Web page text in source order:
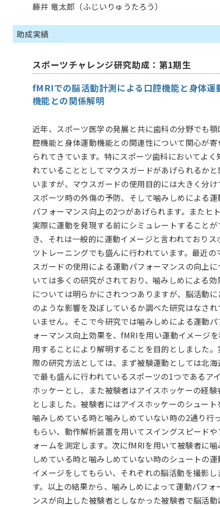
藤井 竜太郎（ふじいりゅうたろう）
助成実績
スポーツチャレンジ研究助成：第1期生
fMRIでの脳活動計測による口腔機能と身体運
機能との関係解明
近年、スポーツ医学の発展と共に歯科の分野でも顎
腔機能と身体運動機能との関連性について関心が寄
られてきています。特にスポーツ歯科においてよく
れていることとしてマウスガードがあげられるかと
いますが、マウスガードの使用目的には大きく分け
スポーツ時の外傷の予防、そして噛みしめによる運
パフォーマンス向上の2つがあげられます。またヒ
実際に運動を発現する前にシミュレートすることが
き、それは一般的に運動イメージと言われておりス
ツトレーニングでも盛んに行われています。最近の
スガードの使用による運動パフォーマンスの向上に
いては多くの研究がされており、噛みしめによる効
については明らかにされつつありますが、脳活動に
のような影響を及ぼしているか調べた研究はなされ
いません。そこで今研究では噛みしめによる運動パ
ォーマンス向上効果を、fMRIを用い運動イメージ
用することにより解明することを目的としました。
際の研究方法としては、まず被験運動としては北海
で最も盛んに行われているスポーツの1つであるア
ホッケーとし、また被験者はアイスホッケーの経験
としました。被験者にはアイスホッケーのシュート
噛みしめている時と噛みしめていない時の2通り行
もらい、動作解析装置を用いてスイングスピードや
ォームを測定します。次にfMRIを用いて被験者に噛
しめている時と噛みしめていない時のシュートの運
イメージをしてもらい、それぞれの脳活動を撮影し
す。以上の結果から、噛みしめによって運動パフォ
ンスが向上した被験者としなかった被験者で脳活動